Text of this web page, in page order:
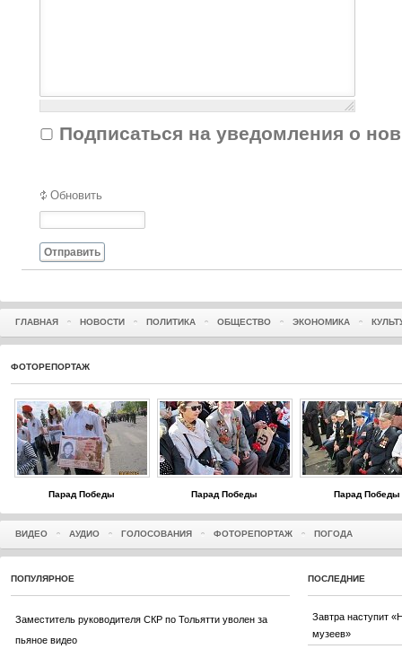
Подписаться на уведомления о
Обновить
Отправить
ГЛАВНАЯ НОВОСТИ ПОЛИТИКА ОБЩЕСТВО ЭКОНОМИКА
ФОТОРЕПОРТАЖ
Парад Победы Парад Победы Парад Победы
ВИДЕО АУДИО ГОЛОСОВАНИЯ ФОТОРЕПОРТАЖ ПОГОДА
ПОПУЛЯРНОЕ
Заместитель руководителя СКР по Тольятти уволен за
пьяное видео
ПОСЛЕДНИЕ
Завтра наступит
музеев»